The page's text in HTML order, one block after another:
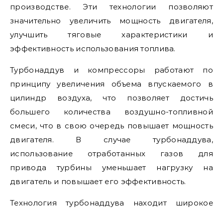
производстве. Эти технологии позволяют
значительно увеличить мощность двигателя,
улучшить тяговые характеристики и
эффективность использования топлива.
Турбонаддув и компрессоры работают по
принципу увеличения объема впускаемого в
цилиндр воздуха, что позволяет достичь
большего количества воздушно-топливной
смеси, что в свою очередь повышает мощность
двигателя. В случае турбонаддува,
использование отработанных газов для
привода турбины уменьшает нагрузку на
двигатель и повышает его эффективность.
Технология турбонаддува находит широкое